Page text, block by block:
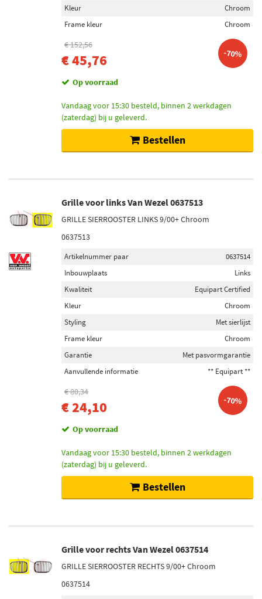
Kleur
Chroom
Frame kleur
Chroom
€ 152,56
€ 45,76 -70%
Op voorraad
Vandaag voor 15:30 besteld, binnen 2 werkdagen
(zaterdag) bij u geleverd.
Bestellen
Grille voor links Van Wezel 0637513
GRILLE SIERROOSTER LINKS 9/00+ Chroom
0637513
Artikelnummer paar
0637514
Inbouwplaats
Links
Kwaliteit
Equipart Certified
Kleur
Chroom
Styling
Met sierlijst
Frame kleur
Chroom
Garantie
Met pasvormgarantie
Aanvullende informatie
** Equipart **
€ 80,34
€ 24,10 -70%
Op voorraad
Vandaag voor 15:30 besteld, binnen 2 werkdagen
(zaterdag) bij u geleverd.
Bestellen
Grille voor rechts Van Wezel 0637514
GRILLE SIERROOSTER RECHTS 9/00+ Chroom
0637514